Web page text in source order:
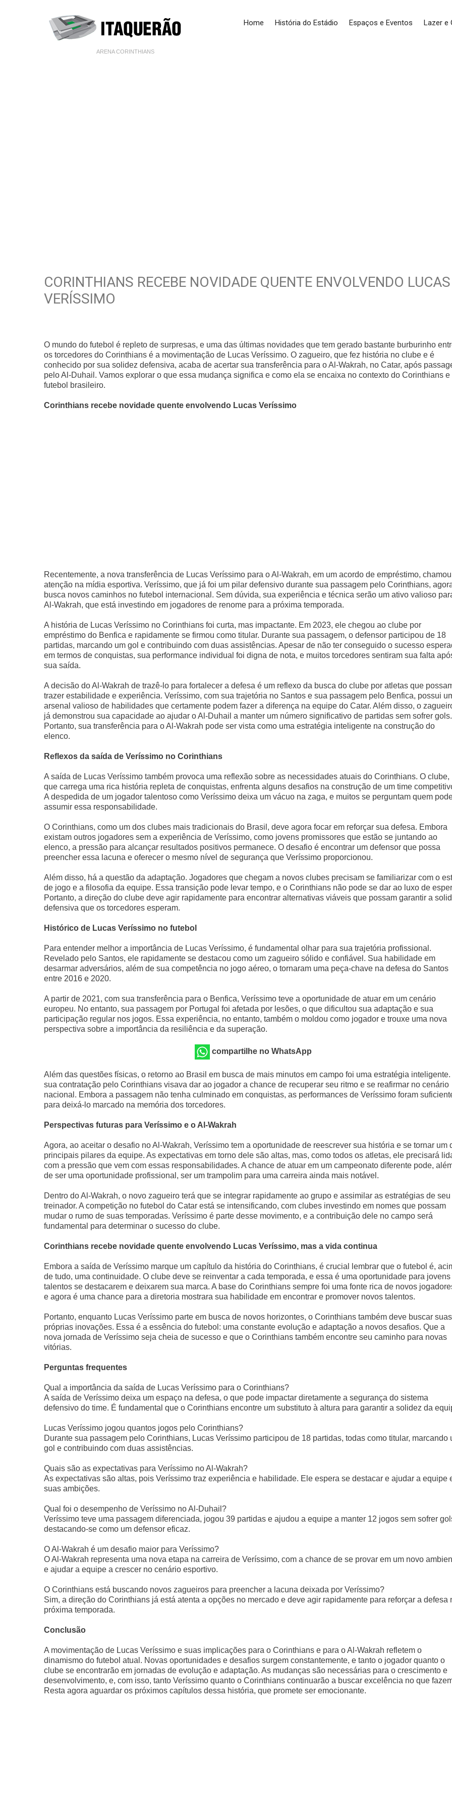
ARENA CORINTHIANS
Home História do Estádio Espaços e Eventos Lazer e
CORINTHIANS RECEBE NOVIDADE QUENTE ENVOLVENDO LUCAS
VERÍSSIMO
O mundo do futebol é repleto de surpresas, e uma das últimas novidades que tem gerado bastante burburinho
os torcedores do Corinthians é a movimentação de Lucas Veríssimo. O zagueiro, que fez história no clube e é
conhecido por sua solidez defensiva, acaba de acertar sua transferência para o Al-Wakrah, no Catar, após
pelo Al-Duhail. Vamos explorar o que essa mudança significa e como ela se encaixa no contexto do Corinthians e
futebol brasileiro.
Corinthians recebe novidade quente envolvendo Lucas Veríssimo
Recentemente, a nova transferência de Lucas Veríssimo para o Al-Wakrah, em um acordo de empréstimo,
atenção na mídia esportiva. Veríssimo, que já foi um pilar defensivo durante sua passagem pelo Corinthians,
busca novos caminhos no futebol internacional. Sem dúvida, sua experiência e técnica serão um ativo valioso
Al-Wakrah, que está investindo em jogadores de renome para a próxima temporada.
A história de Lucas Veríssimo no Corinthians foi curta, mas impactante. Em 2023, ele chegou ao clube por
empréstimo do Benfica e rapidamente se firmou como titular. Durante sua passagem, o defensor participou de 18
partidas, marcando um gol e contribuindo com duas assistências. Apesar de não ter conseguido o sucesso
em termos de conquistas, sua performance individual foi digna de nota, e muitos torcedores sentiram sua falta
sua saída.
A decisão do Al-Wakrah de trazê-lo para fortalecer a defesa é um reflexo da busca do clube por atletas que
trazer estabilidade e experiência. Veríssimo, com sua trajetória no Santos e sua passagem pelo Benfica, possui
arsenal valioso de habilidades que certamente podem fazer a diferença na equipe do Catar. Além disso, o
já demonstrou sua capacidade ao ajudar o Al-Duhail a manter um número significativo de partidas sem sofrer gols.
Portanto, sua transferência para o Al-Wakrah pode ser vista como uma estratégia inteligente na construção do
elenco.
Reflexos da saída de Veríssimo no Corinthians
A saída de Lucas Veríssimo também provoca uma reflexão sobre as necessidades atuais do Corinthians. O clube,
que carrega uma rica história repleta de conquistas, enfrenta alguns desafios na construção de um time
A despedida de um jogador talentoso como Veríssimo deixa um vácuo na zaga, e muitos se perguntam quem
assumir essa responsabilidade.
O Corinthians, como um dos clubes mais tradicionais do Brasil, deve agora focar em reforçar sua defesa. Embora
existam outros jogadores sem a experiência de Veríssimo, como jovens promissores que estão se juntando ao
elenco, a pressão para alcançar resultados positivos permanece. O desafio é encontrar um defensor que possa
preencher essa lacuna e oferecer o mesmo nível de segurança que Veríssimo proporcionou.
Além disso, há a questão da adaptação. Jogadores que chegam a novos clubes precisam se familiarizar com o
de jogo e a filosofia da equipe. Essa transição pode levar tempo, e o Corinthians não pode se dar ao luxo de
Portanto, a direção do clube deve agir rapidamente para encontrar alternativas viáveis que possam garantir a
defensiva que os torcedores esperam.
Histórico de Lucas Veríssimo no futebol
Para entender melhor a importância de Lucas Veríssimo, é fundamental olhar para sua trajetória profissional.
Revelado pelo Santos, ele rapidamente se destacou como um zagueiro sólido e confiável. Sua habilidade em
desarmar adversários, além de sua competência no jogo aéreo, o tornaram uma peça-chave na defesa do Santos
entre 2016 e 2020.
A partir de 2021, com sua transferência para o Benfica, Veríssimo teve a oportunidade de atuar em um cenário
europeu. No entanto, sua passagem por Portugal foi afetada por lesões, o que dificultou sua adaptação e sua
participação regular nos jogos. Essa experiência, no entanto, também o moldou como jogador e trouxe uma nova
perspectiva sobre a importância da resiliência e da superação.
compartilhe no WhatsApp
Além das questões físicas, o retorno ao Brasil em busca de mais minutos em campo foi uma estratégia inteligente.
sua contratação pelo Corinthians visava dar ao jogador a chance de recuperar seu ritmo e se reafirmar no cenário
nacional. Embora a passagem não tenha culminado em conquistas, as performances de Veríssimo foram
para deixá-lo marcado na memória dos torcedores.
Perspectivas futuras para Veríssimo e o Al-Wakrah
Agora, ao aceitar o desafio no Al-Wakrah, Veríssimo tem a oportunidade de reescrever sua história e se tornar um
principais pilares da equipe. As expectativas em torno dele são altas, mas, como todos os atletas, ele precisará
com a pressão que vem com essas responsabilidades. A chance de atuar em um campeonato diferente pode,
de ser uma oportunidade profissional, ser um trampolim para uma carreira ainda mais notável.
Dentro do Al-Wakrah, o novo zagueiro terá que se integrar rapidamente ao grupo e assimilar as estratégias de seu
treinador. A competição no futebol do Catar está se intensificando, com clubes investindo em nomes que possam
mudar o rumo de suas temporadas. Veríssimo é parte desse movimento, e a contribuição dele no campo será
fundamental para determinar o sucesso do clube.
Corinthians recebe novidade quente envolvendo Lucas Veríssimo, mas a vida continua
Embora a saída de Veríssimo marque um capítulo da história do Corinthians, é crucial lembrar que o futebol é,
de tudo, uma continuidade. O clube deve se reinventar a cada temporada, e essa é uma oportunidade para jovens
talentos se destacarem e deixarem sua marca. A base do Corinthians sempre foi uma fonte rica de novos
e agora é uma chance para a diretoria mostrara sua habilidade em encontrar e promover novos talentos.
Portanto, enquanto Lucas Veríssimo parte em busca de novos horizontes, o Corinthians também deve buscar suas
próprias inovações. Essa é a essência do futebol: uma constante evolução e adaptação a novos desafios. Que a
nova jornada de Veríssimo seja cheia de sucesso e que o Corinthians também encontre seu caminho para novas
vitórias.
Perguntas frequentes
Qual a importância da saída de Lucas Veríssimo para o Corinthians?
A saída de Veríssimo deixa um espaço na defesa, o que pode impactar diretamente a segurança do sistema
defensivo do time. É fundamental que o Corinthians encontre um substituto à altura para garantir a solidez da
Lucas Veríssimo jogou quantos jogos pelo Corinthians?
Durante sua passagem pelo Corinthians, Lucas Veríssimo participou de 18 partidas, todas como titular, marcando
gol e contribuindo com duas assistências.
Quais são as expectativas para Veríssimo no Al-Wakrah?
As expectativas são altas, pois Veríssimo traz experiência e habilidade. Ele espera se destacar e ajudar a equipe
suas ambições.
Qual foi o desempenho de Veríssimo no Al-Duhail?
Veríssimo teve uma passagem diferenciada, jogou 39 partidas e ajudou a equipe a manter 12 jogos sem sofrer
destacando-se como um defensor eficaz.
O Al-Wakrah é um desafio maior para Veríssimo?
O Al-Wakrah representa uma nova etapa na carreira de Veríssimo, com a chance de se provar em um novo
e ajudar a equipe a crescer no cenário esportivo.
O Corinthians está buscando novos zagueiros para preencher a lacuna deixada por Veríssimo?
Sim, a direção do Corinthians já está atenta a opções no mercado e deve agir rapidamente para reforçar a defesa
próxima temporada.
Conclusão
A movimentação de Lucas Veríssimo e suas implicações para o Corinthians e para o Al-Wakrah refletem o
dinamismo do futebol atual. Novas oportunidades e desafios surgem constantemente, e tanto o jogador quanto o
clube se encontrarão em jornadas de evolução e adaptação. As mudanças são necessárias para o crescimento e
desenvolvimento, e, com isso, tanto Veríssimo quanto o Corinthians continuarão a buscar excelência no que
Resta agora aguardar os próximos capítulos dessa história, que promete ser emocionante.